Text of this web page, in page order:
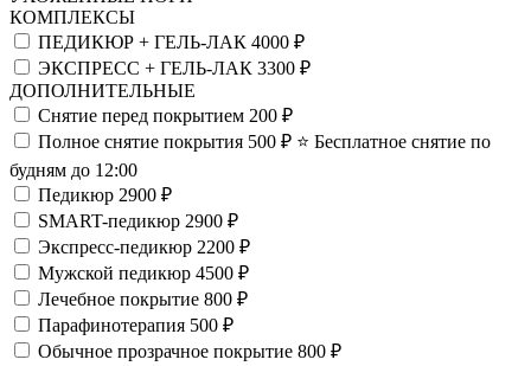
КОМПЛЕКСЫ
ПЕДИКЮР + ГЕЛЬ-ЛАК 4000 ₽
ЭКСПРЕСС + ГЕЛЬ-ЛАК 3300 ₽
ДОПОЛНИТЕЛЬНЫЕ
Снятие перед покрытием 200 ₽
Полное снятие покрытия 500 ₽ ⭐️ Бесплатное снятие по
будням до 12:00
Педикюр 2900 ₽
SMART-педикюр 2900 ₽
Экспресс-педикюр 2200 ₽
Мужской педикюр 4500 ₽
Лечебное покрытие 800 ₽
Парафинотерапия 500 ₽
Обычное прозрачное покрытие 800 ₽